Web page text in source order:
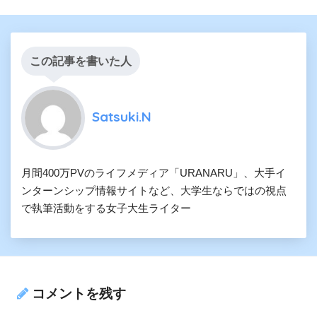
この記事を書いた人
Satsuki.N
月間400万PVのライフメディア「URANARU」、大手イ
ンターンシップ情報サイトなど、大学生ならではの視点
で執筆活動をする女子大生ライター
コメントを残す